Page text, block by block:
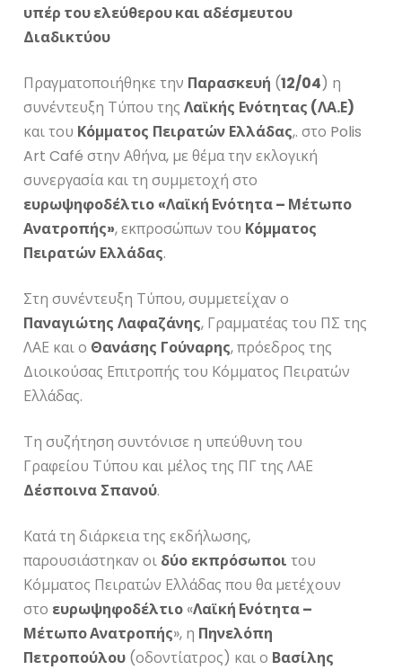
υπέρ του ελεύθερου και αδέσμευτου
Διαδικτύου
Πραγματοποιήθηκε την Παρασκευή (12/04) η
συνέντευξη Τύπου τηςΛαϊκής Ενότητας (ΛΑ.Ε)
και του Κόμματος Πειρατών Ελλάδας,. στο Polis
Art Café στην Αθήνα, με θέμα την εκλογική
συνεργασία και τη συμμετοχή στο
ευρωψηφοδέλτιο «Λαϊκή Ενότητα – Μέτωπο
Ανατροπής», εκπροσώπων του Κόμματος
Πειρατών Ελλάδας.
Στη συνέντευξη Τύπου, συμμετείχαν ο
Παναγιώτης Λαφαζάνης, Γραμματέας του ΠΣ της
ΛΑΕ και ο Θανάσης Γούναρης, πρόεδρος της
Διοικούσας Επιτροπής του Κόμματος Πειρατών
Ελλάδας.
Τη συζήτηση συντόνισε η υπεύθυνη του
Γραφείου Τύπου και μέλος της ΠΓ της ΛΑΕ
Δέσποινα Σπανού.
Κατά τη διάρκεια της εκδήλωσης,
παρουσιάστηκαν οι δύο εκπρόσωποι του
Κόμματος Πειρατών Ελλάδας που θα μετέχουν
στο ευρωψηφοδέλτιο «Λαϊκή Ενότητα –
Μέτωπο Ανατροπής», η Πηνελόπη
Πετροπούλου (οδοντίατρος) και ο Βασίλης